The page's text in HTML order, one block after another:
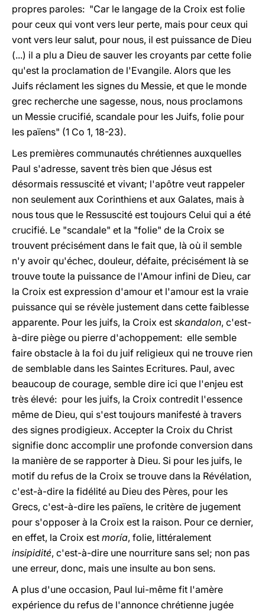
propres paroles: "Car le langage de la Croix est folie
pour ceux qui vont vers leur perte, mais pour ceux qui
vont vers leur salut, pour nous, il est puissance de Dieu
(...) il a plu a Dieu de sauver les croyants par cette folie
qu'est la proclamation de l'Evangile. Alors que les
Juifs réclament les signes du Messie, et que le monde
grec recherche une sagesse, nous, nous proclamons
un Messie crucifié, scandale pour les Juifs, folie pour
les païens" (1 Co 1, 18-23).
Les premières communautés chrétiennes auxquelles
Paul s'adresse, savent très bien que Jésus est
désormais ressuscité et vivant; l'apôtre veut rappeler
non seulement aux Corinthiens et aux Galates, mais à
nous tous que le Ressuscité est toujours Celui qui a été
crucifié. Le "scandale" et la "folie" de la Croix se
trouvent précisément dans le fait que, là où il semble
n'y avoir qu'échec, douleur, défaite, précisément là se
trouve toute la puissance de l'Amour infini de Dieu, car
la Croix est expression d'amour et l'amour est la vraie
puissance qui se révèle justement dans cette faiblesse
apparente. Pour les juifs, la Croix est skandalon, c'est-
à-dire piège ou pierre d'achoppement: elle semble
faire obstacle à la foi du juif religieux qui ne trouve rien
de semblable dans les Saintes Ecritures. Paul, avec
beaucoup de courage, semble dire ici que l'enjeu est
très élevé: pour les juifs, la Croix contredit l'essence
même de Dieu, qui s'est toujours manifesté à travers
des signes prodigieux. Accepter la Croix du Christ
signifie donc accomplir une profonde conversion dans
la manière de se rapporter à Dieu. Si pour les juifs, le
motif du refus de la Croix se trouve dans la Révélation,
c'est-à-dire la fidélité au Dieu des Pères, pour les
Grecs, c'est-à-dire les païens, le critère de jugement
pour s'opposer à la Croix est la raison. Pour ce dernier,
en effet, la Croix est moría, folie, littéralement
insipidité, c'est-à-dire une nourriture sans sel; non pas
une erreur, donc, mais une insulte au bon sens.
A plus d'une occasion, Paul lui-même fit l'amère
expérience du refus de l'annonce chrétienne jugée